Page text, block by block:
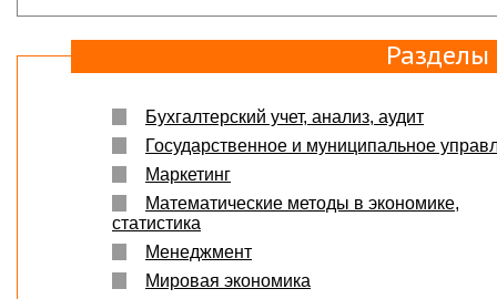
Бухгалтерский учет, анализ, аудит
Государственное и муниципальное
Маркетинг
Математические методы в экономике,
статистика
Менеджмент
Мировая экономика